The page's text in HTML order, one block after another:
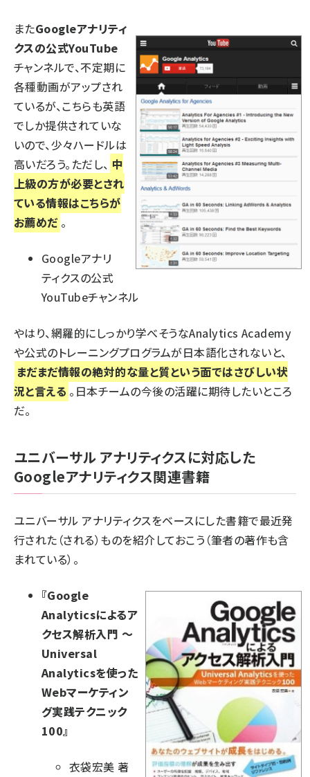
またGoogleアナリティ
クスの公式YouTube
チャンネルで、不定期に
各種動画がアップされ
ているが、こちらも英語
でしか提供されていな
いので、少々ハードルは
高いだろう。ただし、 中
上級の方が必要とされ
ている情報はこちらが
お薦めだ 。
Googleアナリ
ティクスの公式
YouTubeチャンネル
やはり、網羅的にしっかり学べそうなAnalytics Academy
や公式のトレーニングプログラムが日本語化されないと、
まだまだ情報の絶対的な量と質という面ではさびしい状
況と言える 。日本チームの今後の活躍に期待したいところ
だ。
ユニバーサル アナリティクスに対応した
Googleアナリティクス関連書籍
ユニバーサル アナリティクスをベースにした書籍で最近発
行された（される）ものを紹介しておこう（筆者の著作も含
まれている）。
『Google
Analyticsによるア
クセス解析入門 ～
Universal
Analyticsを使った
Webマーケティン
グ実践テクニック
100』
衣袋宏美 著